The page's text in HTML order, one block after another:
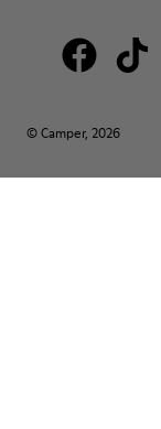
© Camper, 2026